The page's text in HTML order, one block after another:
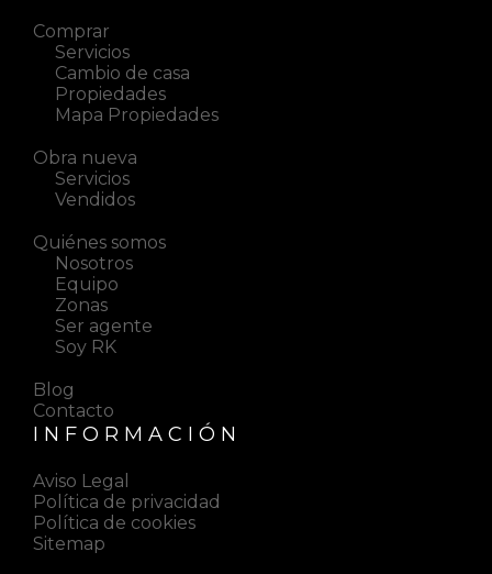
Comprar
Servicios
Cambio de casa
Propiedades
Mapa Propiedades
Obra nueva
Servicios
Vendidos
Quiénes somos
Nosotros
Equipo
Zonas
Ser agente
Soy RK
Blog
Contacto
INFORMACIÓN
Aviso Legal
Política de privacidad
Política de cookies
Sitemap